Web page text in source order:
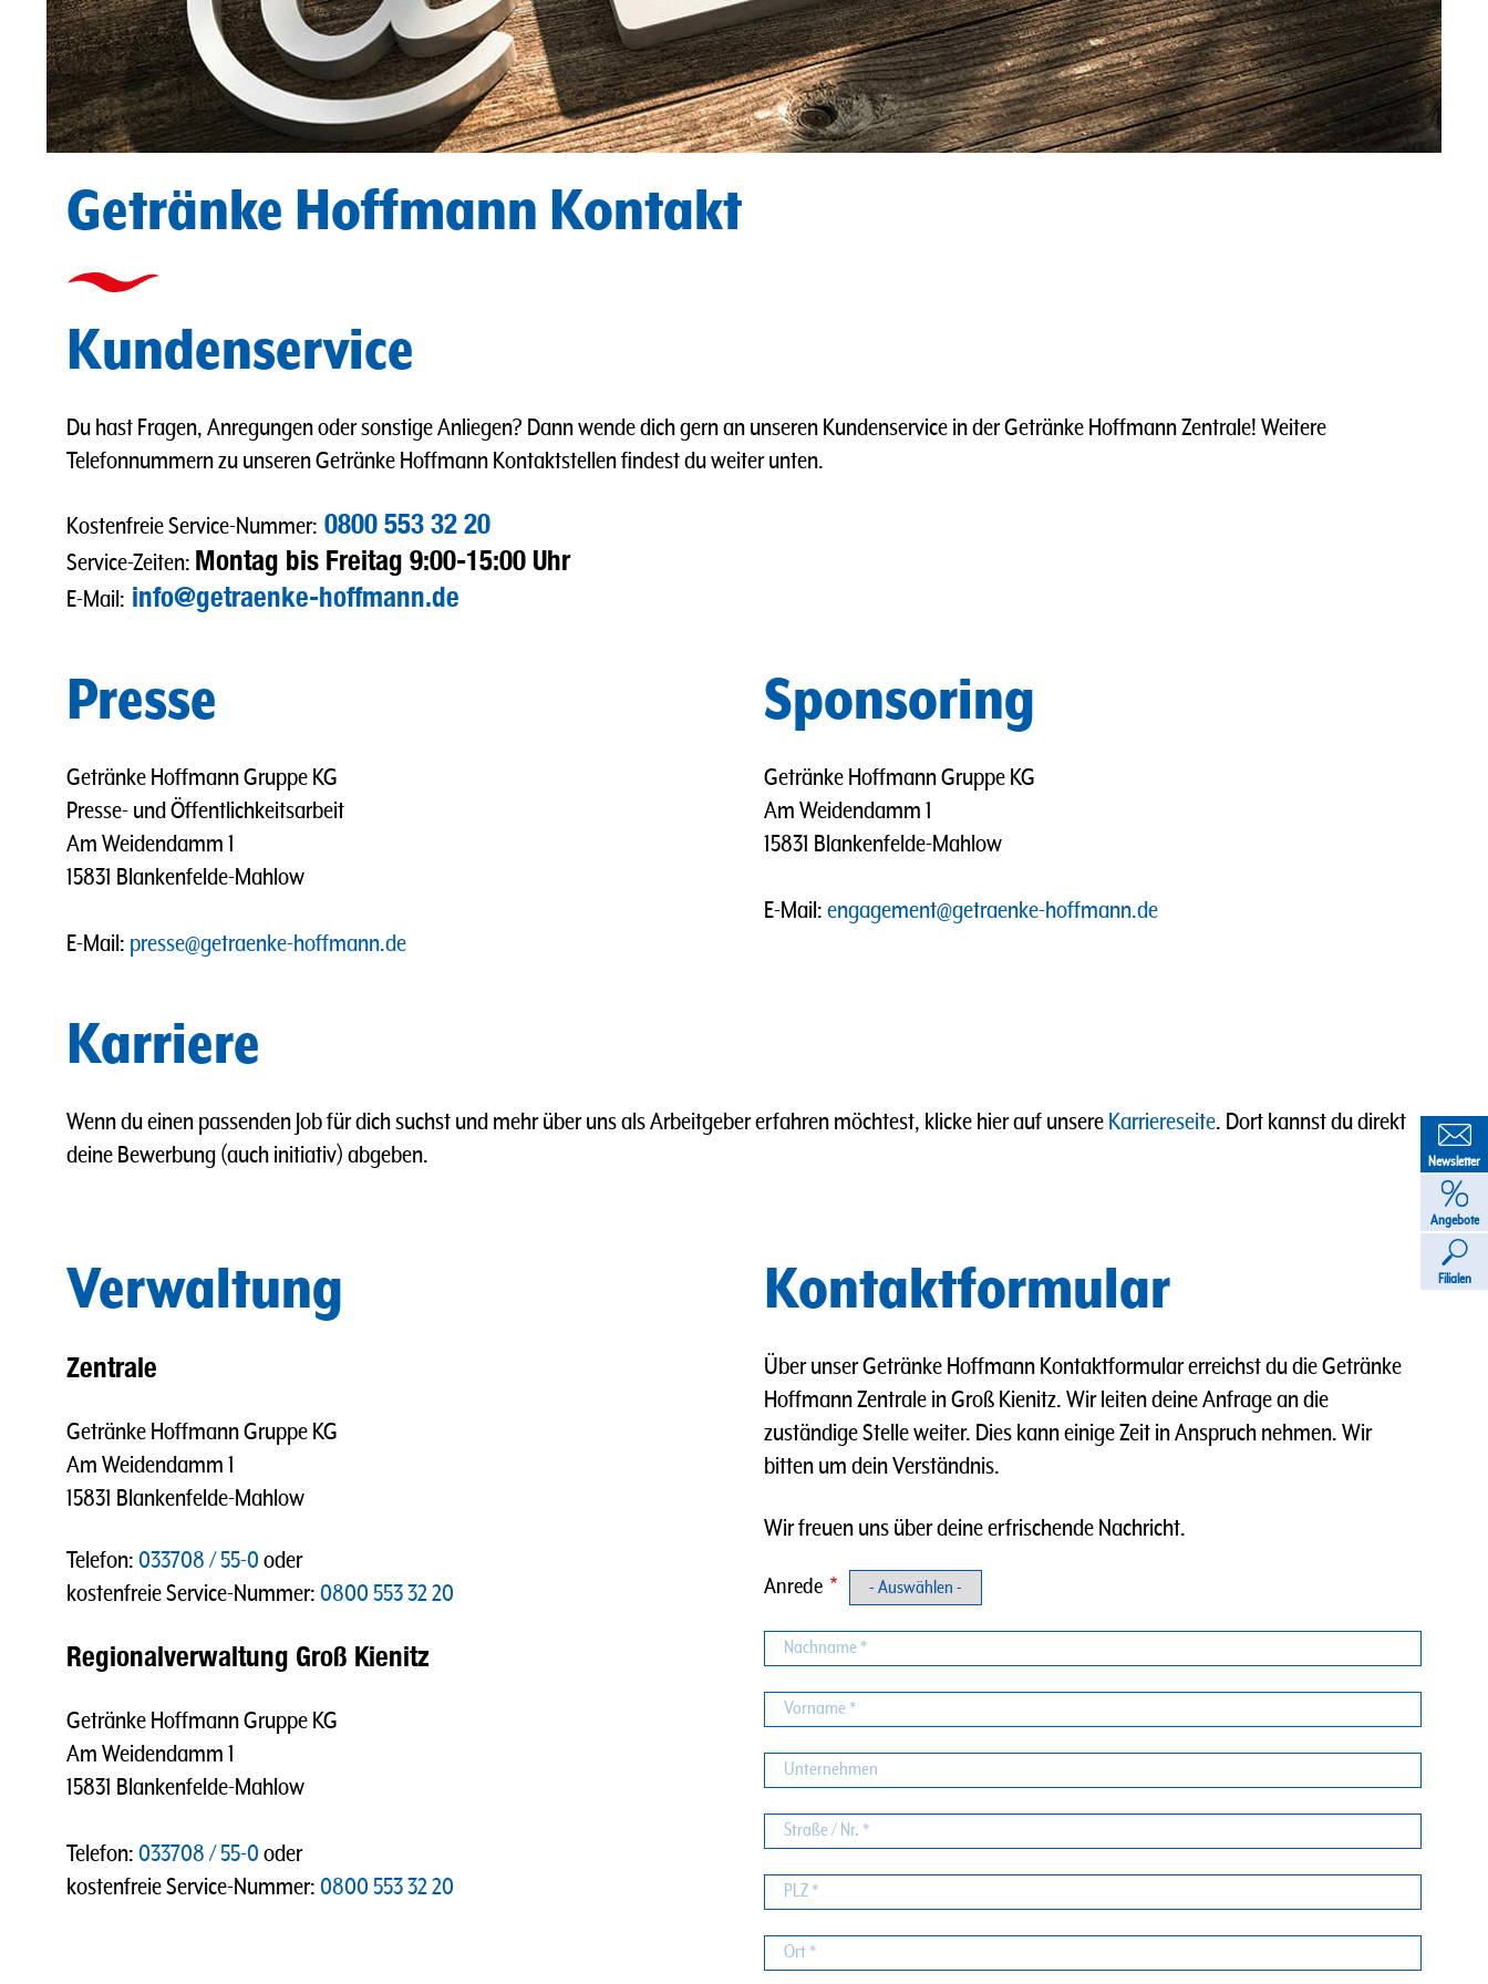
Getränke Hoffmann Kontakt
Kundenservice
Du hast Fragen, Anregungen oder sonstige Anliegen? Dann wende dich gern an unseren Kundenservice in der Getränke Hoffmann Zentrale! Weitere
Telefonnummern zu unseren Getränke Hoffmann Kontaktstellen findest du weiter unten.
Kostenfreie Service-Nummer: 0800 553 32 20
Service-Zeiten: Montag bis Freitag 9:00-15:00 Uhr
E-Mail: info@getraenke-hoffmann.de
Presse
Getränke Hoffmann Gruppe KG
Presse- und Öffentlichkeitsarbeit
Am Weidendamm 1
15831 Blankenfelde-Mahlow
E-Mail: presse@getraenke-hoffmann.de
Sponsoring
Getränke Hoffmann Gruppe KG
Am Weidendamm 1
15831 Blankenfelde-Mahlow
E-Mail: engagement@getraenke-hoffmann.de
Karriere
Wenn du einen passenden Job für dich suchst und mehr über uns als Arbeitgeber erfahren möchtest, klicke hier auf unsere Karriereseite. Dort kannst du direkt
deine Bewerbung (auch initiativ) abgeben.
Verwaltung
Zentrale
Getränke Hoffmann Gruppe KG
Am Weidendamm 1
15831 Blankenfelde-Mahlow
Telefon: 033708 / 55-0 oder
kostenfreie Service-Nummer: 0800 553 32 20
Regionalverwaltung Groß Kienitz
Getränke Hoffmann Gruppe KG
Am Weidendamm 1
15831 Blankenfelde-Mahlow
Telefon: 033708 / 55-0 oder
kostenfreie Service-Nummer: 0800 553 32 20
Kontaktformular
Über unser Getränke Hoffmann Kontaktformular erreichst du die Getränke
Hoffmann Zentrale in Groß Kienitz. Wir leiten deine Anfrage an die
zuständige Stelle weiter. Dies kann einige Zeit in Anspruch nehmen. Wir
bitten um dein Verständnis.
Wir freuen uns über deine erfrischende Nachricht.
Anrede
Nachname
Vorname
Unternehmen
Straße
/
Nr.
PLZ
Ort
Newsletter
Angebote
Filialen